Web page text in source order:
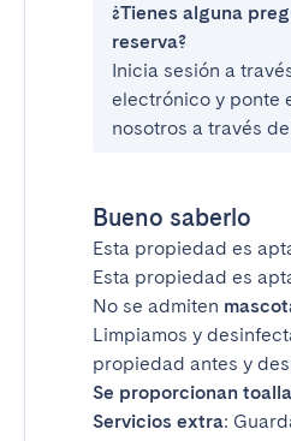
¿Tienes alguna
reserva?
Inicia sesión a
electrónico y ponte
nosotros a través
Bueno saberlo
Esta propiedad es
Esta propiedad es
No se admiten
Limpiamos y
propiedad antes y
Se proporcionan
Servicios extra: